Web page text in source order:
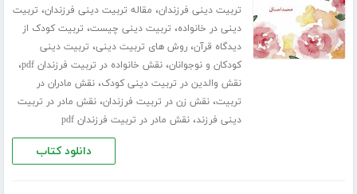
تربیت دینی فرزندان، مقاله تربیت دینی فرزندان، تربیت
دینی در خانواده، تربیت دینی چیست، تربیت کودک از
دیدگاه قرآن،روش های تربیت دینی، تربیت دینی
کودکان و نوجوانان،نقش خانواده در تربیت فرزندان pdf ،
نقش والدین در تربیت دینی کودک،نقش مادران در
تربیت،نقش زن در تربیت فرزندان،نقش مادر در تربیت
دینی فرزند،نقش مادر در تربیت فرزندان pdf
دانلود کتاب